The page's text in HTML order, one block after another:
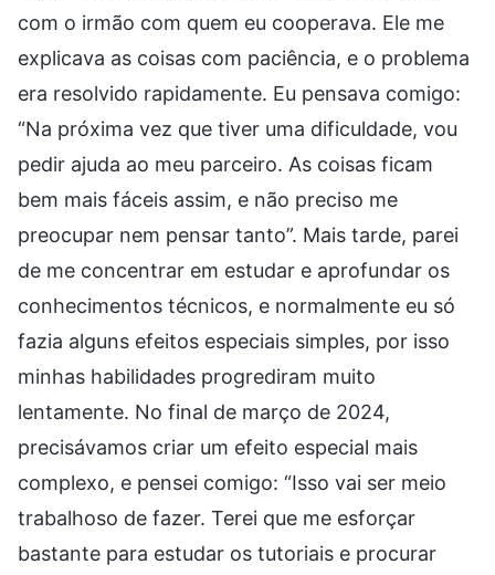
com o irmão com quem eu cooperava. Ele me
explicava as coisas com paciência, e o problema
era resolvido rapidamente. Eu pensava comigo:
“Na próxima vez que tiver uma dificuldade, vou
pedir ajuda ao meu parceiro. As coisas ficam
bem mais fáceis assim, e não preciso me
preocupar nem pensar tanto”. Mais tarde, parei
de me concentrar em estudar e aprofundar os
conhecimentos técnicos, e normalmente eu só
fazia alguns efeitos especiais simples, por isso
minhas habilidades progrediram muito
lentamente. No final de março de 2024,
precisávamos criar um efeito especial mais
complexo, e pensei comigo: “Isso vai ser meio
trabalhoso de fazer. Terei que me esforçar
bastante para estudar os tutoriais e procurar